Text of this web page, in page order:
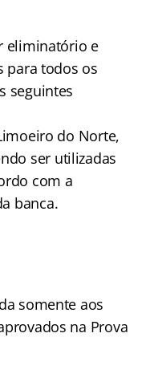
eliminatório e
para todos os
seguintes
do Norte,
ser utilizadas
com a
banca.
somente aos
na Prova